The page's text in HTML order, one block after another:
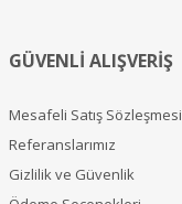
GÜVENLİ ALIŞVERİŞ
Mesafeli Satış Sözleşmesi
Referanslarımız
Gizlilik ve Güvenlik